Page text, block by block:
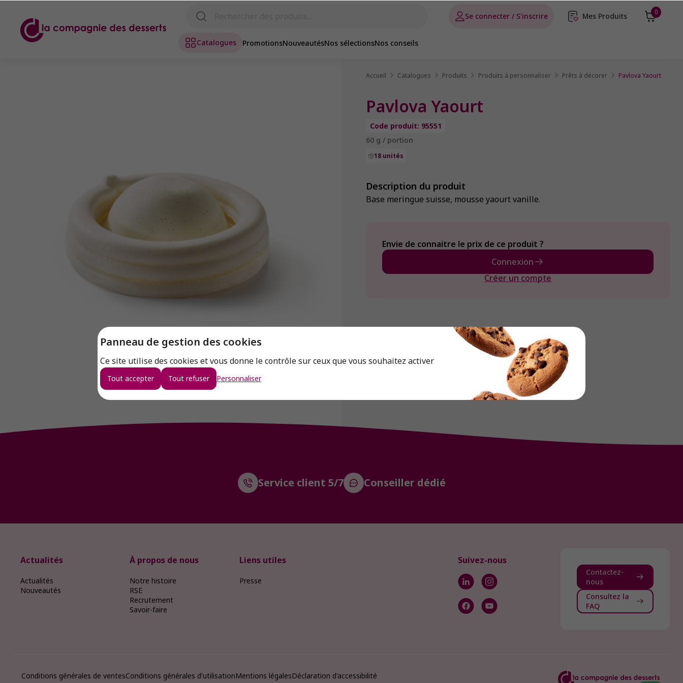
Panneau de gestion des cookies
Ce site utilise des cookies et vous donne le contrôle sur ceux que vous souhaitez activer
Tout accepter Tout refuser Personnaliser
Se connecter / S'inscrire 0
Mes Produits
Catalogues PromotionsNouveautésNos sélectionsNos conseils
Accueil Catalogues Produits Produits à personnaliser Prêts à décorer Pavlova Yaourt
Pavlova Yaourt
Code produit: 95551
60 g / portion
18 unités
Description du produit
Base meringue suisse, mousse yaourt vanille.
Envie de connaitre le prix de ce produit ?
Connexion
Créer un compte
Service client 5/7 Conseiller dédié
Actualités
Actualités
Nouveautés
À propos de nous
Notre histoire
RSE
Recrutement
Savoir-faire
Liens utiles
Presse
Suivez-nous
Contactez-
nous
Consultez la
FAQ
Conditions générales de ventesConditions générales d'utilisationMentions légalesDéclaration d'accessibilité